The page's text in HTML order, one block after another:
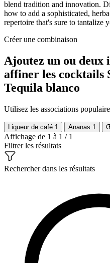
blend tradition and innovation.
how to add a sophisticated,
repertoire that's sure to tantalize
Créer une combinaison
Ajoutez un ou deux
affiner les cocktails
Tequila blanco
Utilisez les associations
Liqueur de café 1 Ananas 1
Affichage de 1 à 1 / 1
Filtrer les résultats
Rechercher dans les résultats